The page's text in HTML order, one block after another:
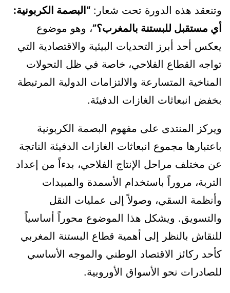
وتنعقد هذه الدورة تحت شعار: “البصمة الكربونية:
أي مستقبل للبستنة بالمغرب؟”، وهو موضوع
يعكس أحد أبرز التحديات البيئية والاقتصادية التي
تواجه القطاع الفلاحي، خاصة في ظل التحولات
المناخية المتسارعة والالتزامات الدولية المرتبطة
بخفض انبعاثات الغازات الدفيئة.
ويركز المنتدى على مفهوم البصمة الكربونية
باعتبارها مجموع انبعاثات الغازات الدفيئة الناتجة
عن مختلف مراحل الإنتاج الفلاحي، بدءاً من إعداد
التربة، مروراً باستخدام الأسمدة والمبيدات
وأنظمة السقي، وصولاً إلى عمليات النقل
والتسويق. ويشكل هذا الموضوع محوراً أساسياً
للنقاش بالنظر إلى أهمية قطاع البستنة المغربي
كأحد ركائز الاقتصاد الوطني والموجه الأساسي
للصادرات نحو الأسواق الأوروبية.